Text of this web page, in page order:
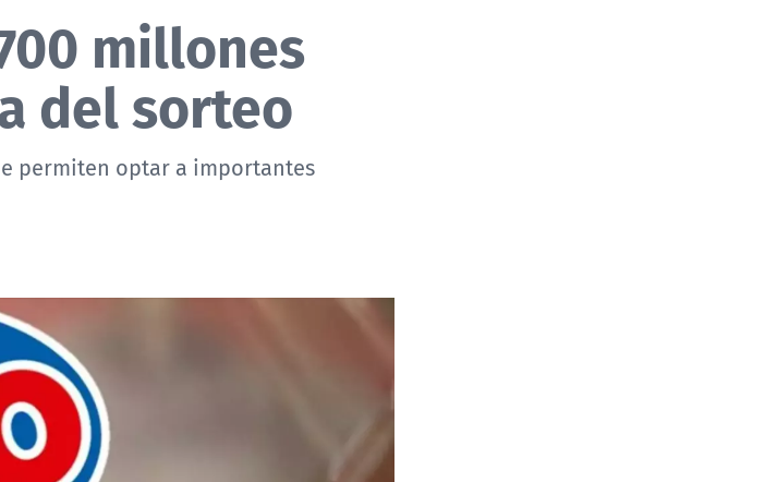
millones
del sorteo
permiten optar a importantes